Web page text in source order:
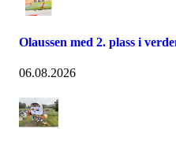
Olaussen med 2. plass i
06.08.2026